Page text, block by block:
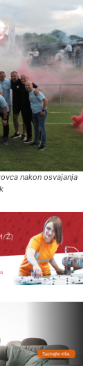
nakon osvajanja